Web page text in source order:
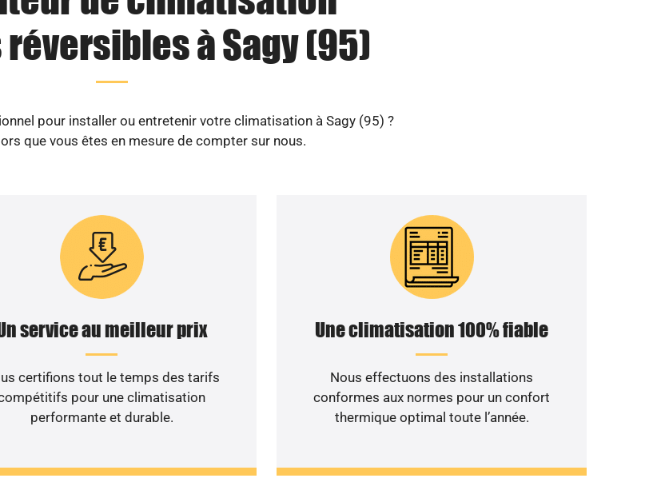
à Sagy (95)
pour installer ou entretenir votre climatisation à Sagy (95) ?
que vous êtes en mesure de compter sur nous.
service au meilleur prix
certifions tout le temps des tarifs
pour une climatisation
performante et durable.
Une climatisation 100% fiable
Nous effectuons des installations
conformes aux normes pour un confort
thermique optimal toute l’année.